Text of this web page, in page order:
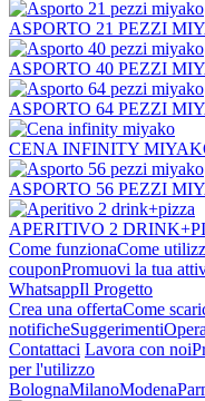
ASPORTO 21 PEZZI
ASPORTO 40 PEZZI
ASPORTO 64 PEZZI
CENA INFINITY
ASPORTO 56 PEZZI
APERITIVO 2
Come funzionaCome
couponPromuovi la tua
WhatsappIl Progetto
Crea una offertaCome
notificheSuggerimenti
Contattaci Lavora con noi
per l'utilizzo
BolognaMilanoModena